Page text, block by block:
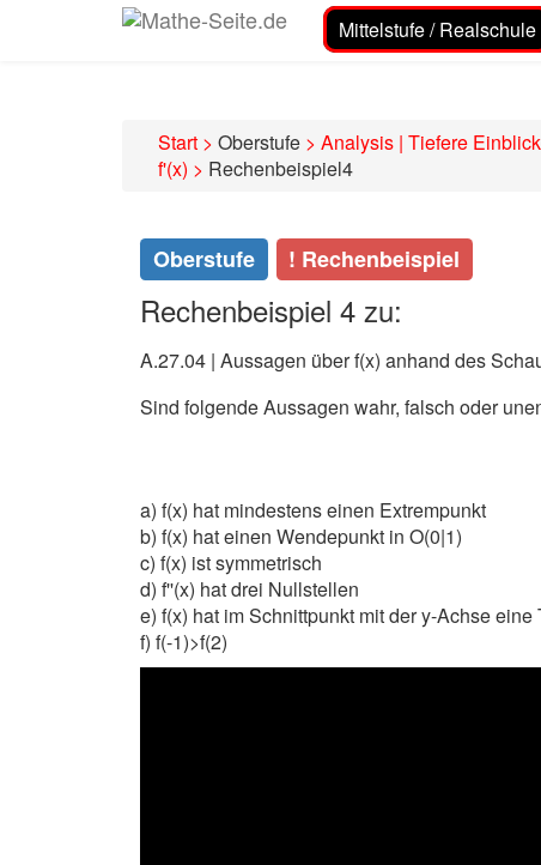
Mittelstufe / Realschule
Start > Oberstufe > Analysis | Tiefere
f'(x) > Rechenbeispiel4
Oberstufe ! Rechenbeispiel
Rechenbeispiel 4 zu:
A.27.04 | Aussagen über f(x) anhand des
Sind folgende Aussagen wahr, falsch oder
a) f(x) hat mindestens einen Extrempunkt
b) f(x) hat einen Wendepunkt in O(0|1)
c) f(x) ist symmetrisch
d) f''(x) hat drei Nullstellen
e) f(x) hat im Schnittpunkt mit der y-Achse
f) f(-1)>f(2)